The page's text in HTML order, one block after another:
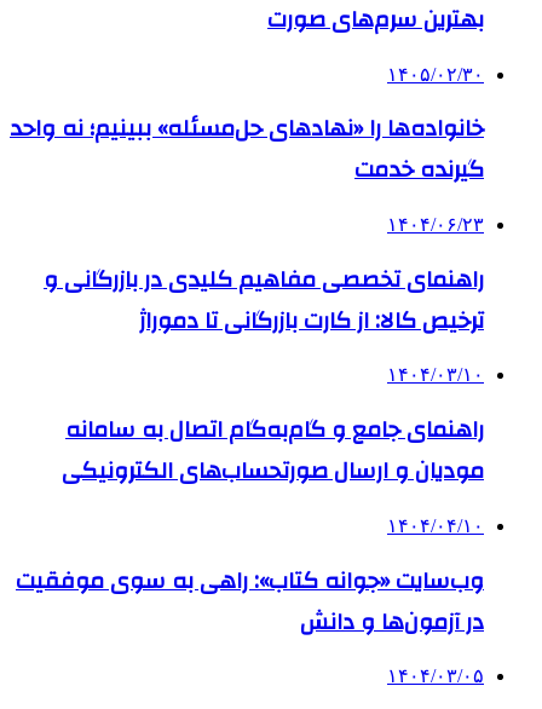
بهترین سرم‌های صورت
۱۴۰۵/۰۲/۳۰
خانواده‌ها را «نهادهای حل‌مسئله» ببینیم؛ نه واحد
گیرنده خدمت
۱۴۰۴/۰۶/۲۳
راهنمای تخصصی مفاهیم کلیدی در بازرگانی و
ترخیص کالا: از کارت بازرگانی تا دموراژ
۱۴۰۴/۰۳/۱۰
راهنمای جامع و گام‌به‌گام اتصال به سامانه
مودیان و ارسال صورتحساب‌های الکترونیکی
۱۴۰۴/۰۴/۱۰
وب‌سایت «جوانه کتاب»: راهی به سوی موفقیت
در آزمون‌ها و دانش
۱۴۰۴/۰۳/۰۵